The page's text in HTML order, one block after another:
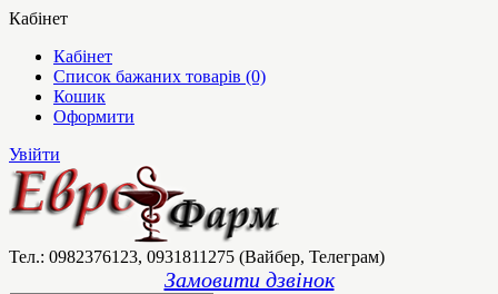
Кабінет
Кабінет
Список бажаних товарів (0)
Кошик
Оформити
Увійти
Тел.: 0982376123, 0931811275 (Вайбер, Телеграм)
Замовити дзвінок